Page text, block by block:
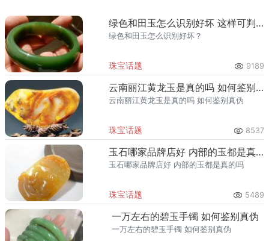
绿色和田玉怎么识别好坏 这样可判断好坏
绿色和田玉怎么识别好坏？
珠宝话题 9189
云南丽江黄龙玉是真的吗 如何鉴别真伪
云南丽江黄龙玉是真的吗 如何鉴别真伪
珠宝话题 8537
玉石哪家品牌店好 内部的玉都是真的吗
玉石哪家品牌店好 内部的玉都是真的吗
珠宝话题 5489
一万左右的碧玉手镯 如何鉴别真伪
一万左右的碧玉手镯 如何鉴别真伪